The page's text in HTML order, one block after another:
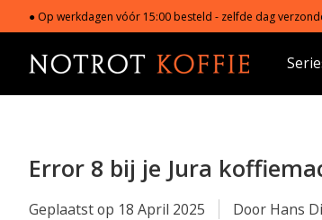
● Op werkdagen vóór 15:00 besteld - zelfde dag
Error 8 bij je Jura
Geplaatst op 18 April 2025 Door Hans